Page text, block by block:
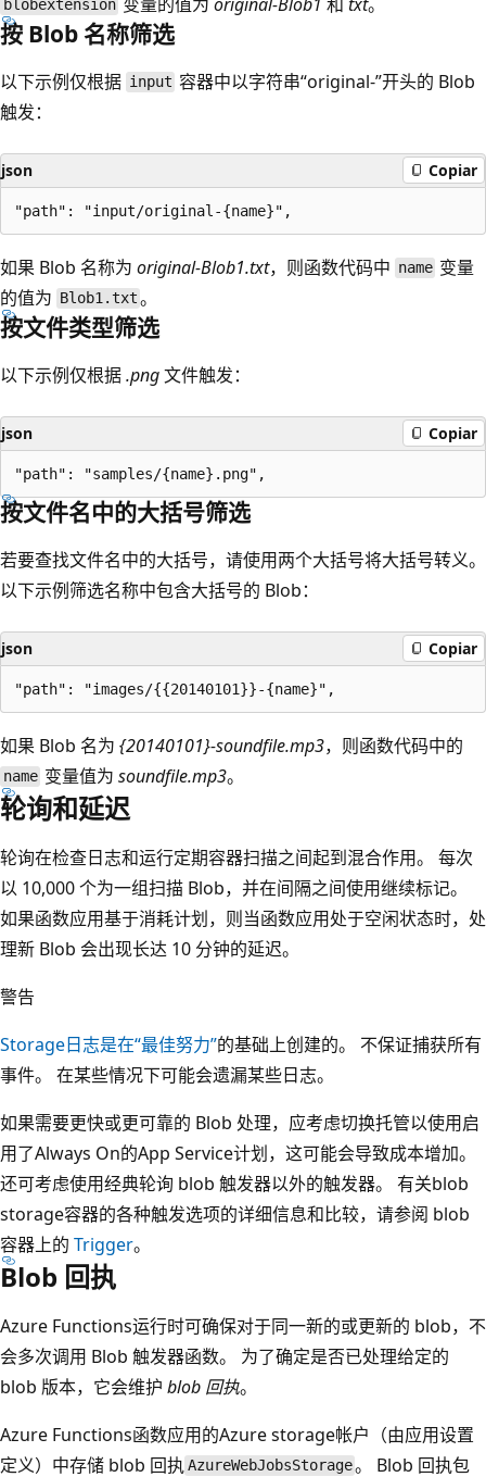
blobextension
按 Blob 名称筛选
以下示例仅根据 input 容器中以字符串“original-”开头的 Blob
触发：
json Copiar
如果 Blob 名称为 original-Blob1.txt，则函数代码中 name 变量
的值为
Blob1.txt 。
按文件类型筛选
以下示例仅根据.png文件触发：
json Copiar
按文件名中的大括号筛选
若要查找文件名中的大括号，请使用两个大括号将大括号转义。
以下示例筛选名称中包含大括号的 Blob：
json Copiar
如果 Blob 名为 {20140101}-soundfile.mp3，则函数代码中的
name 变量值为soundfile.mp3。
轮询和延迟
轮询在检查日志和运行定期容器扫描之间起到混合作用。 每次
以 10,000 个为一组扫描 Blob，并在间隔之间使用继续标记。
如果函数应用基于消耗计划，则当函数应用处于空闲状态时，处
理新 Blob 会出现长达 10 分钟的延迟。
警告
Storage日志是在“最佳努力”的基础上创建的。 不保证捕获所有
事件。 在某些情况下可能会遗漏某些日志。
如果需要更快或更可靠的 Blob 处理，应考虑切换托管以使用启
用了Always On的App Service计划，这可能会导致成本增加。
还可考虑使用经典轮询 blob 触发器以外的触发器。 有关blob
storage容器的各种触发选项的详细信息和比较，请参阅 blob
容器上的 Trigger。
Blob 回执
Azure Functions运行时可确保对于同一新的或更新的 blob，不
会多次调用 Blob 触发器函数。 为了确定是否已处理给定的
blob 版本，它会维护 blob 回执。
Azure Functions函数应用的Azure storage帐户（由应用设置
定义）中存储 blob 回执AzureWebJobsStorage。 Blob 回执包